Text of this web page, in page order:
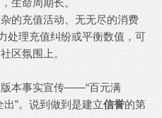
生命周期长。
的充值活动、无无尽的消费
处理充值纠纷或平衡数值，可
区氛围上。
版本事实宣传——“百元满
出”。说到做到是建立信誉的第